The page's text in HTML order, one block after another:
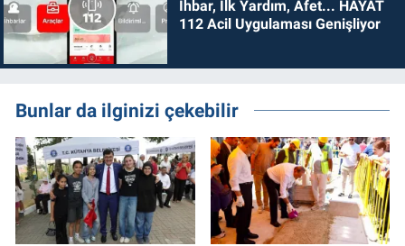
İhbar, İlk Yardım, Afet... HAYAT
112 Acil Uygulaması Genişliyor
Bunlar da ilginizi çekebilir